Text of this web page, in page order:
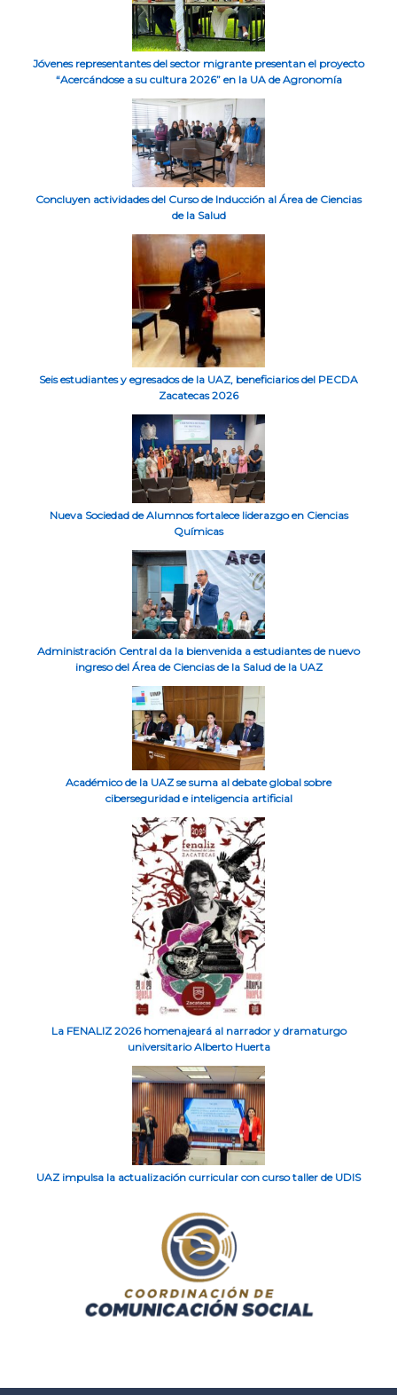
Jóvenes representantes del sector migrante presentan el proyecto
“Acercándose a su cultura 2026” en la UA de Agronomía
Concluyen actividades del Curso de Inducción al Área de Ciencias
de la Salud
Seis estudiantes y egresados de la UAZ, beneficiarios del PECDA
Zacatecas 2026
Nueva Sociedad de Alumnos fortalece liderazgo en Ciencias
Químicas
Administración Central da la bienvenida a estudiantes de nuevo
ingreso del Área de Ciencias de la Salud de la UAZ
Académico de la UAZ se suma al debate global sobre
ciberseguridad e inteligencia artificial
La FENALIZ 2026 homenajeará al narrador y dramaturgo
universitario Alberto Huerta
UAZ impulsa la actualización curricular con curso taller de UDIS